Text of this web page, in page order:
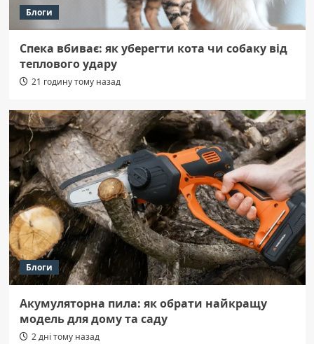
Блоги
Спека вбиває: як уберегти кота чи собаку від
теплового удару
21 годину тому назад
Блоги
Акумуляторна пила: як обрати найкращу
модель для дому та саду
2 дні тому назад